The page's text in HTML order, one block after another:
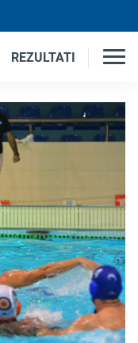
REZULTATI